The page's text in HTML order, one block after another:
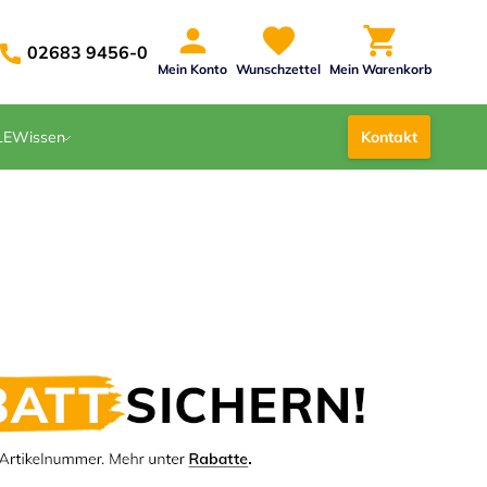
02683 9456-0
Mein Konto Wunschzettel Mein Warenkorb
Wissen Kontakt